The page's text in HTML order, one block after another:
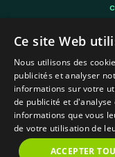
BlogFAQMon
Mentions
Propulsé par SupZen
—
© 2026 cadmium-
Ce site Web
Nous utilisons des
publicités et analyser
informations sur votre
de publicité et
informations que vous
de votre utilisation de
ACCEPTER